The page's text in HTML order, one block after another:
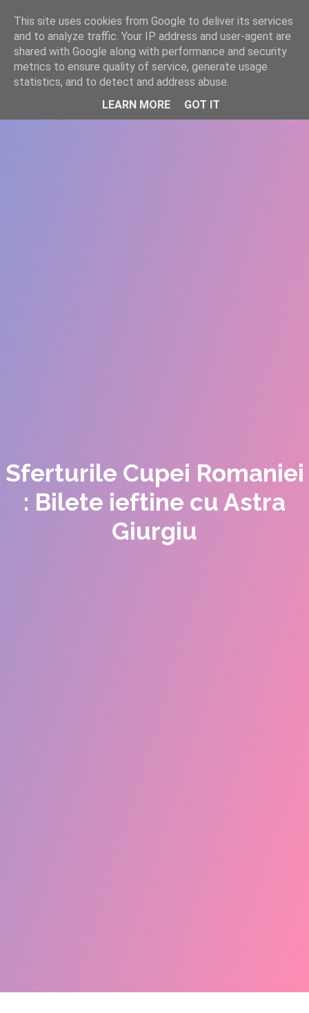
WWW.GAZISTI.RO
Sferturile Cupei Romaniei
: Bilete ieftine cu Astra
Giurgiu
This site uses cookies from Google to deliver its services
and to analyze traffic. Your IP address and user-agent are
shared with Google along with performance and security
metrics to ensure quality of service, generate usage
statistics, and to detect and address abuse.
LEARN MORE
GOT IT